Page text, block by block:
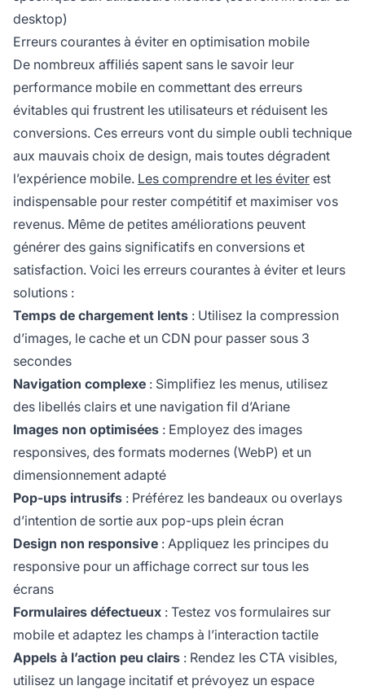
desktop)
Erreurs courantes à éviter en optimisation mobile
De nombreux affiliés sapent sans le savoir leur
performance mobile en commettant des erreurs
évitables qui frustrent les utilisateurs et réduisent les
conversions. Ces erreurs vont du simple oubli technique
aux mauvais choix de design, mais toutes dégradent
l’expérience mobile. Les comprendre et les éviter est
indispensable pour rester compétitif et maximiser vos
revenus. Même de petites améliorations peuvent
générer des gains significatifs en conversions et
satisfaction. Voici les erreurs courantes à éviter et leurs
solutions :
Temps de chargement lents : Utilisez la compression
d’images, le cache et un CDN pour passer sous 3
secondes
Navigation complexe : Simplifiez les menus, utilisez
des libellés clairs et une navigation fil d’Ariane
Images non optimisées : Employez des images
responsives, des formats modernes (WebP) et un
dimensionnement adapté
Pop-ups intrusifs : Préférez les bandeaux ou overlays
d’intention de sortie aux pop-ups plein écran
Design non responsive : Appliquez les principes du
responsive pour un affichage correct sur tous les
écrans
Formulaires défectueux : Testez vos formulaires sur
mobile et adaptez les champs à l’interaction tactile
Appels à l’action peu clairs : Rendez les CTA visibles,
utilisez un langage incitatif et prévoyez un espace